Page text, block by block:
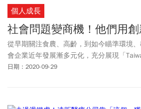
個人成長
社會問題變商機！他們用
從早期關注食農、高齡，到如今瞄準環境
會企業近年發展漸多元化，充分展現「
日期：2020-09-29